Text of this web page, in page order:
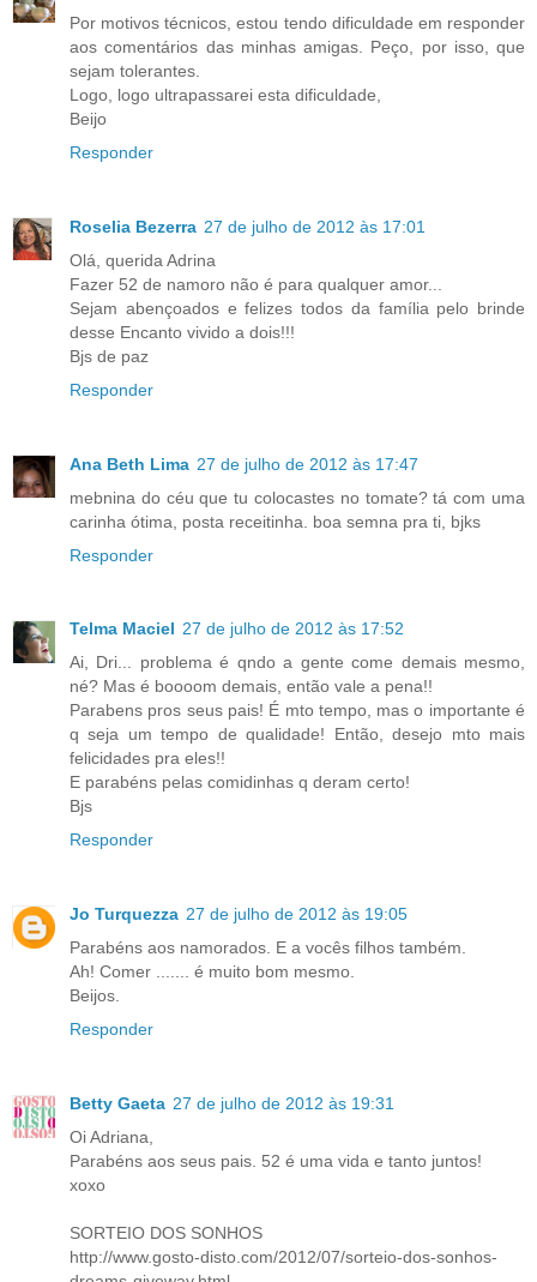
Por motivos técnicos, estou tendo dificuldade em responder
aos comentários das minhas amigas. Peço, por isso, que
sejam tolerantes.
Logo, logo ultrapassarei esta dificuldade,
Beijo
Responder
Roselia Bezerra 27 de julho de 2012 às 17:01
Olá, querida Adrina
Fazer 52 de namoro não é para qualquer amor...
Sejam abençoados e felizes todos da família pelo brinde
desse Encanto vivido a dois!!!
Bjs de paz
Responder
Ana Beth Lima 27 de julho de 2012 às 17:47
mebnina do céu que tu colocastes no tomate? tá com uma
carinha ótima, posta receitinha. boa semna pra ti, bjks
Responder
Telma Maciel 27 de julho de 2012 às 17:52
Ai, Dri... problema é qndo a gente come demais mesmo,
né? Mas é boooom demais, então vale a pena!!
Parabens pros seus pais! É mto tempo, mas o importante é
q seja um tempo de qualidade! Então, desejo mto mais
felicidades pra eles!!
E parabéns pelas comidinhas q deram certo!
Bjs
Responder
Jo Turquezza 27 de julho de 2012 às 19:05
Parabéns aos namorados. E a vocês filhos também.
Ah! Comer ....... é muito bom mesmo.
Beijos.
Responder
Betty Gaeta 27 de julho de 2012 às 19:31
Oi Adriana,
Parabéns aos seus pais. 52 é uma vida e tanto juntos!
xoxo
SORTEIO DOS SONHOS
http://www.gosto-disto.com/2012/07/sorteio-dos-sonhos-